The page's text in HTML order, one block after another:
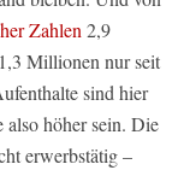
Zahlen 2,9
Millionen nur seit
sind hier
höher sein. Die
erwerbstätig –